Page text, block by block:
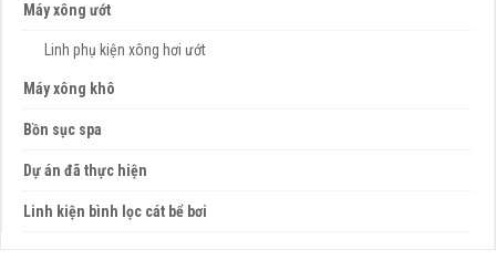
Máy xông ướt
Linh phụ kiện xông hơi ướt
Máy xông khô
Bồn sục spa
Dự án đã thực hiện
Linh kiện bình lọc cát bể bơi